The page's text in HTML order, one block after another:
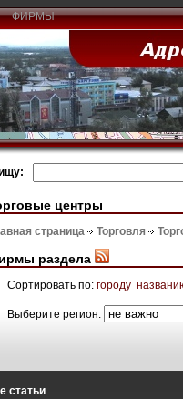
ФИРМЫ
центры
страница Торговля
раздела
Сортировать по: городу
Выберите регион:
статьи